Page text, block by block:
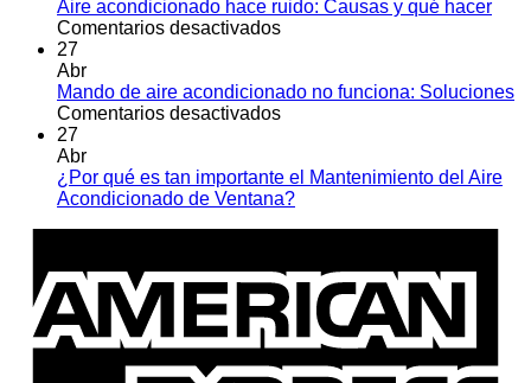
no
pasa
Aire acondicionado hace ruido: Causas y qué hacer
Comentarios desactivadosen
hace
ruido:
qué
hacer
27
Abr
Mando de aire acondicionado no funciona: Soluciones
Comentarios desactivadosen
aire
acondicionado
27
Abr
¿Por qué es tan importante el Mantenimiento del Aire
Acondicionado de Ventana?No
¿Por
qué
tan
importante